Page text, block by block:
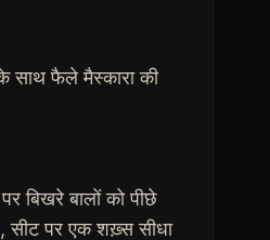
फैले मैस्कारा की
बिखरे बालों को पीछे
सीट पर एक शख़्स सीधा